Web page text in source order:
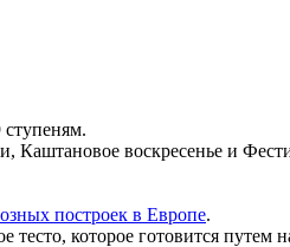
воскресенье и
построек в Европе.
которое готовится путем